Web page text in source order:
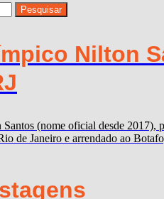
Nilton
(nome oficial desde 2017),
de Janeiro e arrendado ao